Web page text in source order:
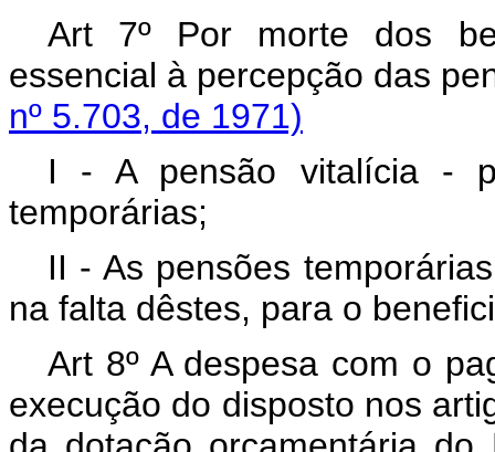
Art 7º Por morte dos
essencial à percepção das
nº 5.703, de 1971)
I - A pensão vitalícia -
temporárias;
II - As pensões
na falta dêstes, para o
Art 8º A despesa com o
execução do disposto nos